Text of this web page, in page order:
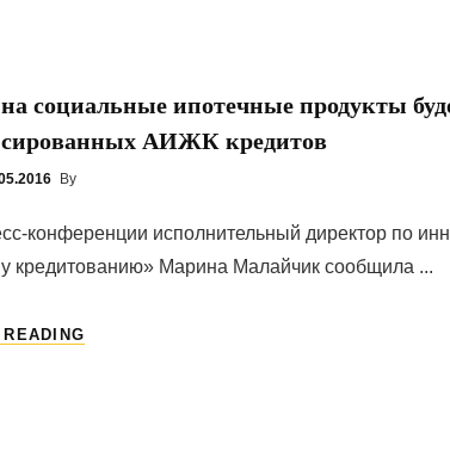
ЖИЛЬЯ
на социальные ипотечные продукты
АИЖК кредитов
By
конференции исполнительный директор по
кредитованию» Марина Малайчик сообщила ...